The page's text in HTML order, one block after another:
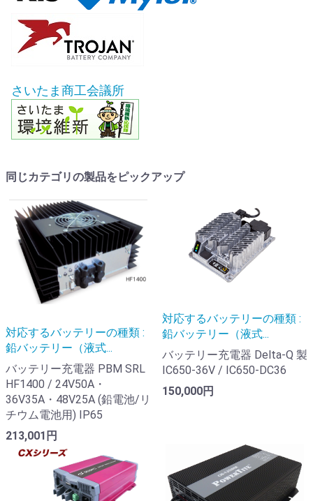
さいたま商工会議所
同じカテゴリの製品をピックアップ
対応するバッテリーの種類 :
鉛バッテリー（液式...
バッテリー充電器 PBM SRL
HF1400 / 24V50A・
36V35A・48V25A (鉛電池/リ
チウム電池用) IP65
213,001円
対応するバッテリーの種類 :
鉛バッテリー（液式...
バッテリー充電器 Delta-Q 製
IC650-36V / IC650-DC36
150,000円